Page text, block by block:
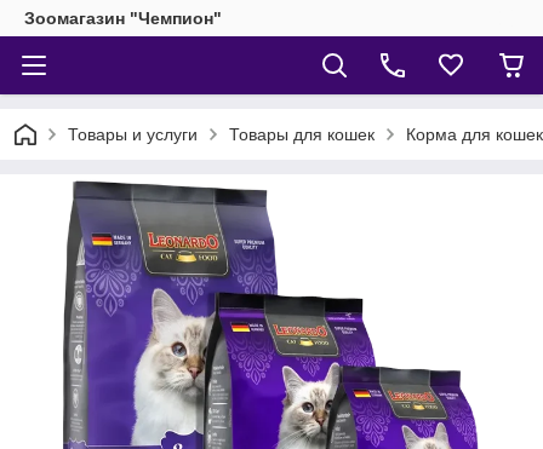
Зоомагазин "Чемпион"
Товары и услуги Товары для кошек Корма для кошек